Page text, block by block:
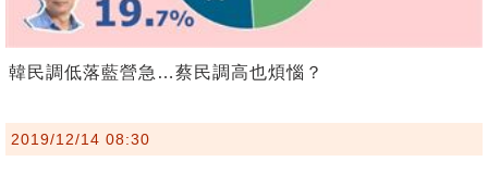
韓民調低落藍營急…蔡民調高也煩惱？
2019/12/14 08:30